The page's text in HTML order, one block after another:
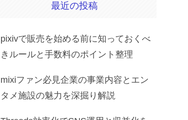
最近の投稿
pixivで販売を始める前に知っておくべ
きルールと手数料のポイント整理
mixiファン必見企業の事業内容とエン
タメ施設の魅力を深掘り解説